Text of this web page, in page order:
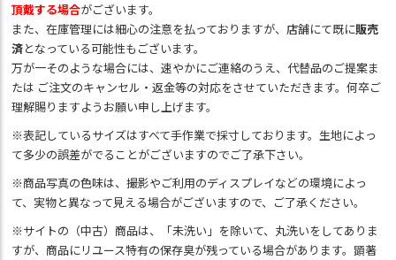
頂戴する場合がございます。
また、在庫管理には細心の注意を払っておりますが、店舗にて既に販売
済となっている可能性もございます。
万が一そのような場合には、速やかにご連絡のうえ、代替品のご提案ま
たは ご注文のキャンセル・返金等の対応をさせていただきます。何卒ご
理解賜りますようお願い申し上げます。
※表記しているサイズはすべて手作業で採寸しております。生地によっ
て多少の誤差がでることがございますのでご了承下さい。
※商品写真の色味は、撮影やご利用のディスプレイなどの環境によっ
て、実物と異なって見える場合がございますので、ご了承ください。
※サイトの（中古）商品は、「未洗い」を除いて、丸洗いをしてありま
すが、商品にリユース特有の保存臭が残っている場合があります。顕著